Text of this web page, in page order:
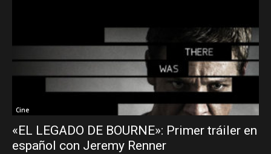
Cine
«EL LEGADO DE BOURNE»: Primer tráiler en
español con Jeremy Renner